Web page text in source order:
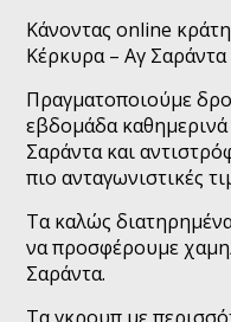
Κάνοντας online
Κέρκυρα – Αγ
Πραγματοποιούμε
εβδομάδα
Σαράντα και
πιο ανταγωνιστικές
Τα καλώς
να προσφέρουμε
Σαράντα.